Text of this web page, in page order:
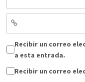
Recibir un correo
a esta entrada.
Recibir un correo